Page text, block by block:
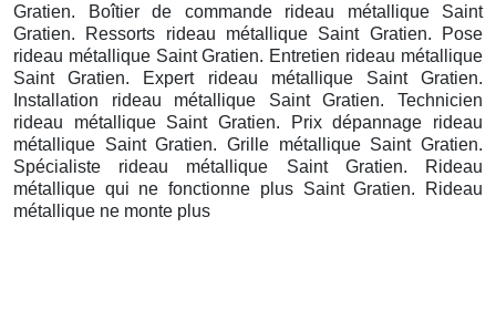
Gratien. Boîtier de commande rideau métallique Saint
Gratien. Ressorts rideau métallique Saint Gratien. Pose
rideau métallique Saint Gratien. Entretien rideau métallique
Saint Gratien. Expert rideau métallique Saint Gratien.
Installation rideau métallique Saint Gratien. Technicien
rideau métallique Saint Gratien. Prix dépannage rideau
métallique Saint Gratien. Grille métallique Saint Gratien.
Spécialiste rideau métallique Saint Gratien. Rideau
métallique qui ne fonctionne plus Saint Gratien. Rideau
métallique ne monte plus